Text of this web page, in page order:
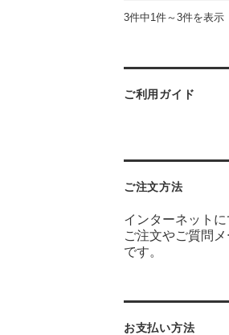
3件中1件～3件を表示
ご利用ガイド
ご注文方法
インターネット
ご注文やご質問
です。
お支払い方法